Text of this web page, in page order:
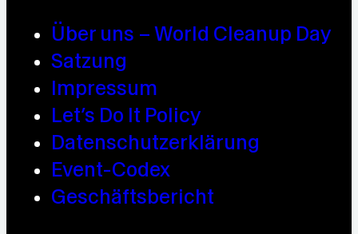
Über uns – World Cleanup Day
Satzung
Impressum
Let’s Do It Policy
Datenschutzerklärung
Event-Codex
Geschäftsbericht